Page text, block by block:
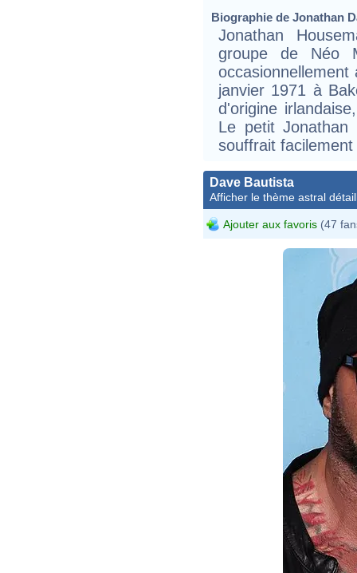
Biographie de Jonathan
Jonathan
groupe de Néo
janvier 1971 à
d'origine
Le petit
souffrait
Dave Bautista
Afficher le thème astral
Ajouter aux favoris (47